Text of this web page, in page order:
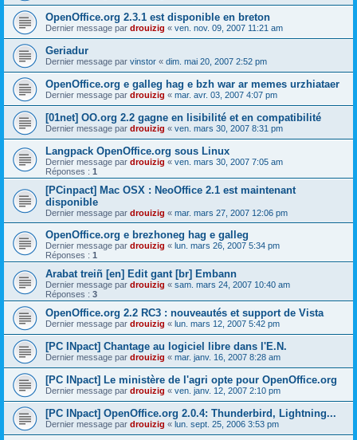
OpenOffice.org 2.3.1 est disponible en breton
Dernier message par drouizig « ven. nov. 09, 2007 11:21 am
Geriadur
Dernier message par vinstor « dim. mai 20, 2007 2:52 pm
OpenOffice.org e galleg hag e bzh war ar memes urzhiataer
Dernier message par drouizig « mar. avr. 03, 2007 4:07 pm
[01net] OO.org 2.2 gagne en lisibilité et en compatibilité
Dernier message par drouizig « ven. mars 30, 2007 8:31 pm
Langpack OpenOffice.org sous Linux
Dernier message par drouizig « ven. mars 30, 2007 7:05 am
Réponses : 1
[PCinpact] Mac OSX : NeoOffice 2.1 est maintenant
disponible
Dernier message par drouizig « mar. mars 27, 2007 12:06 pm
OpenOffice.org e brezhoneg hag e galleg
Dernier message par drouizig « lun. mars 26, 2007 5:34 pm
Réponses : 1
Arabat treiñ [en] Edit gant [br] Embann
Dernier message par drouizig « sam. mars 24, 2007 10:40 am
Réponses : 3
OpenOffice.org 2.2 RC3 : nouveautés et support de Vista
Dernier message par drouizig « lun. mars 12, 2007 5:42 pm
[PC INpact] Chantage au logiciel libre dans l'E.N.
Dernier message par drouizig « mar. janv. 16, 2007 8:28 am
[PC INpact] Le ministère de l'agri opte pour OpenOffice.org
Dernier message par drouizig « ven. janv. 12, 2007 2:10 pm
[PC INpact] OpenOffice.org 2.0.4: Thunderbird, Lightning...
Dernier message par drouizig « lun. sept. 25, 2006 3:53 pm